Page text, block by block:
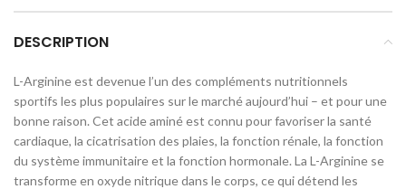
DESCRIPTION
L-Arginine est devenue l’un des compléments nutritionnels
sportifs les plus populaires sur le marché aujourd’hui – et pour une
bonne raison. Cet acide aminé est connu pour favoriser la santé
cardiaque, la cicatrisation des plaies, la fonction rénale, la fonction
du système immunitaire et la fonction hormonale. La L-Arginine se
transforme en oxyde nitrique dans le corps, ce qui détend les